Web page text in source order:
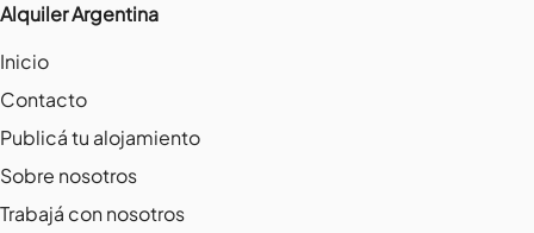
Alquiler Argentina
Inicio
Contacto
Publicá tu alojamiento
Sobre nosotros
Trabajá con nosotros